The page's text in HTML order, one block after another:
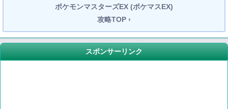
ポケモンマスターズEX (ポケマスEX)
攻略TOP ›
スポンサーリンク